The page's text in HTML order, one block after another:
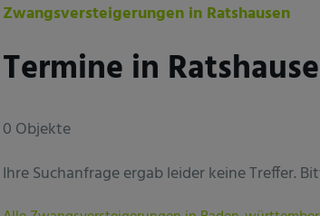
Zwangsversteigerungen in Ratshausen
Termine in
0 Objekte
Ihre Suchanfrage ergab leider keine Treffer.